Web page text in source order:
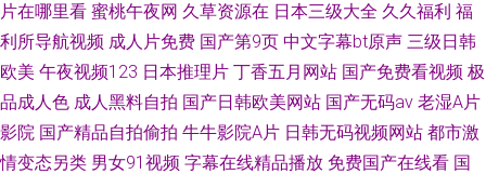
片在哪里看 蜜桃午夜网 久草资源在 日本三级大全 久久福利 福
利所导航视频 成人片免费 国产第9页 中文字幕bt原声 三级日韩
欧美 午夜视频123 日本推理片 丁香五月网站 国产免费看视频 极
品成人色 成人黑料自拍 国产日韩欧美网站 国产无码av 老湿A片
影院 国产精品自拍偷拍 牛牛影院A片 日韩无码视频网站 都市激
情变态另类 男女91视频 字幕在线精品播放 免费国产在线看 国